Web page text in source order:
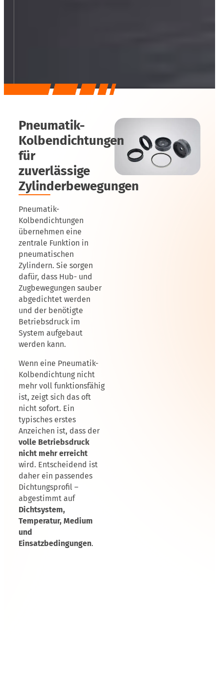
Pneumatik-
Kolbendichtungen
für
zuverlässige
Zylinderbewegungen
Pneumatik-
Kolbendichtungen
übernehmen eine
zentrale Funktion in
pneumatischen
Zylindern. Sie sorgen
dafür, dass Hub- und
Zugbewegungen sauber
abgedichtet werden
und der benötigte
Betriebsdruck im
System aufgebaut
werden kann.
Wenn eine Pneumatik-
Kolbendichtung nicht
mehr voll funktionsfähig
ist, zeigt sich das oft
nicht sofort. Ein
typisches erstes
Anzeichen ist, dass der
volle Betriebsdruck
nicht mehr erreicht
wird. Entscheidend ist
daher ein passendes
Dichtungsprofil –
abgestimmt auf
Dichtsystem,
Temperatur, Medium
und
Einsatzbedingungen.